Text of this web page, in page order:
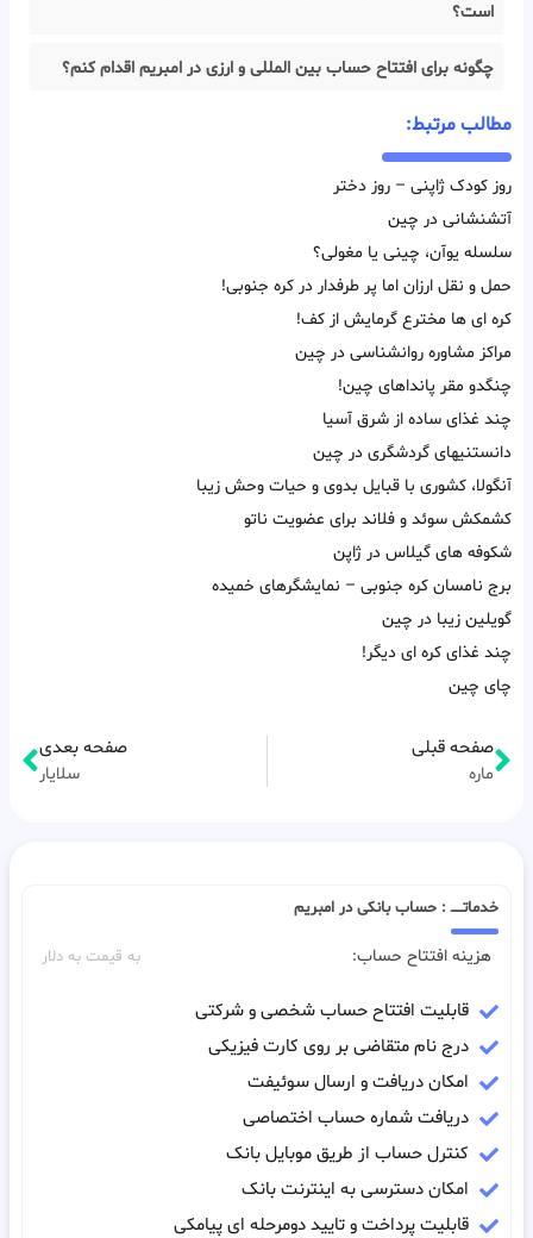
است؟
چگونه برای افتتاح حساب بین المللی و ارزی در امبریم اقدام کنم؟
مطالب مرتبط:
روز کودک ژاپنی – روز دختر
آتشنشانی در چین
سلسله یوآن، چینی یا مغولی؟
حمل و نقل ارزان اما پر طرفدار در کره جنوبی!
کره ای ها مخترع گرمایش از کف!
مراکز مشاوره روانشناسی در چین
چنگدو مقر پانداهای چین!
چند غذای ساده از شرق آسیا
دانستنیهای گردشگری در چین
آنگولا، کشوری با قبایل بدوی و حیات وحش زیبا
کشمکش سوئد و فلاند برای عضویت ناتو
شکوفه های گیلاس در ژاپن
برج نامسان کره جنوبی – نمایشگرهای خمیده
گویلین زیبا در چین
چند غذای کره ای دیگر!
چای چین
صفحه قبلی
ماره
صفحه بعدی
سلایار
خدماتـــــ : حساب بانکی در امبریم
هزینه افتتاح حساب: به قیمت به دلار
قابلیت افتتاح حساب شخصی و شرکتی
درج نام متقاضی بر روی کارت فیزیکی
امکان دریافت و ارسال سوئیفت
دریافت شماره حساب اختصاصی
کنترل حساب از طریق موبایل بانک
امکان دسترسی به اینترنت بانک
قابلیت پرداخت و تایید دومرحله ای پیامکی